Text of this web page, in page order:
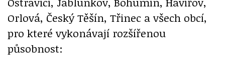
Orlová, Český Těšín, Třinec a všech obcí,
pro které vykonávají rozšířenou
působnost: